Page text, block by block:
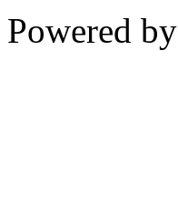
Powered by